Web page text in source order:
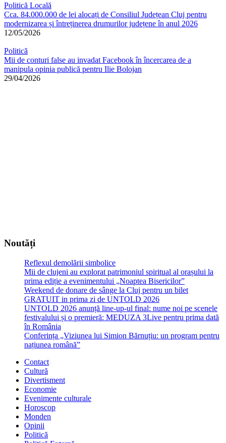
Politică Locală
Cca. 84.000.000 de lei alocați de Consiliul Județean Cluj pentru
modernizarea și întreținerea drumurilor județene în anul 2026
12/05/2026
Politică
Mii de conturi false au invadat Facebook în încercarea de a
manipula opinia publică pentru Ilie Bolojan
29/04/2026
Noutăți
Reflexul demolării simbolice
Mii de clujeni au explorat patrimoniul spiritual al orașului la
prima ediție a evenimentului „Noaptea Bisericilor”
Weekend de donare de sânge la Cluj pentru un bilet
GRATUIT in prima zi de UNTOLD 2026
UNTOLD 2026 anunță line-up-ul final: nume noi pe scenele
festivalului și o premieră: MEDUZA 3Live pentru prima dată
în România
Conferința „Viziunea lui Simion Bărnuțiu: un program pentru
națiunea română”
Contact
Cultură
Divertisment
Economie
Evenimente culturale
Horoscop
Monden
Opinii
Politică